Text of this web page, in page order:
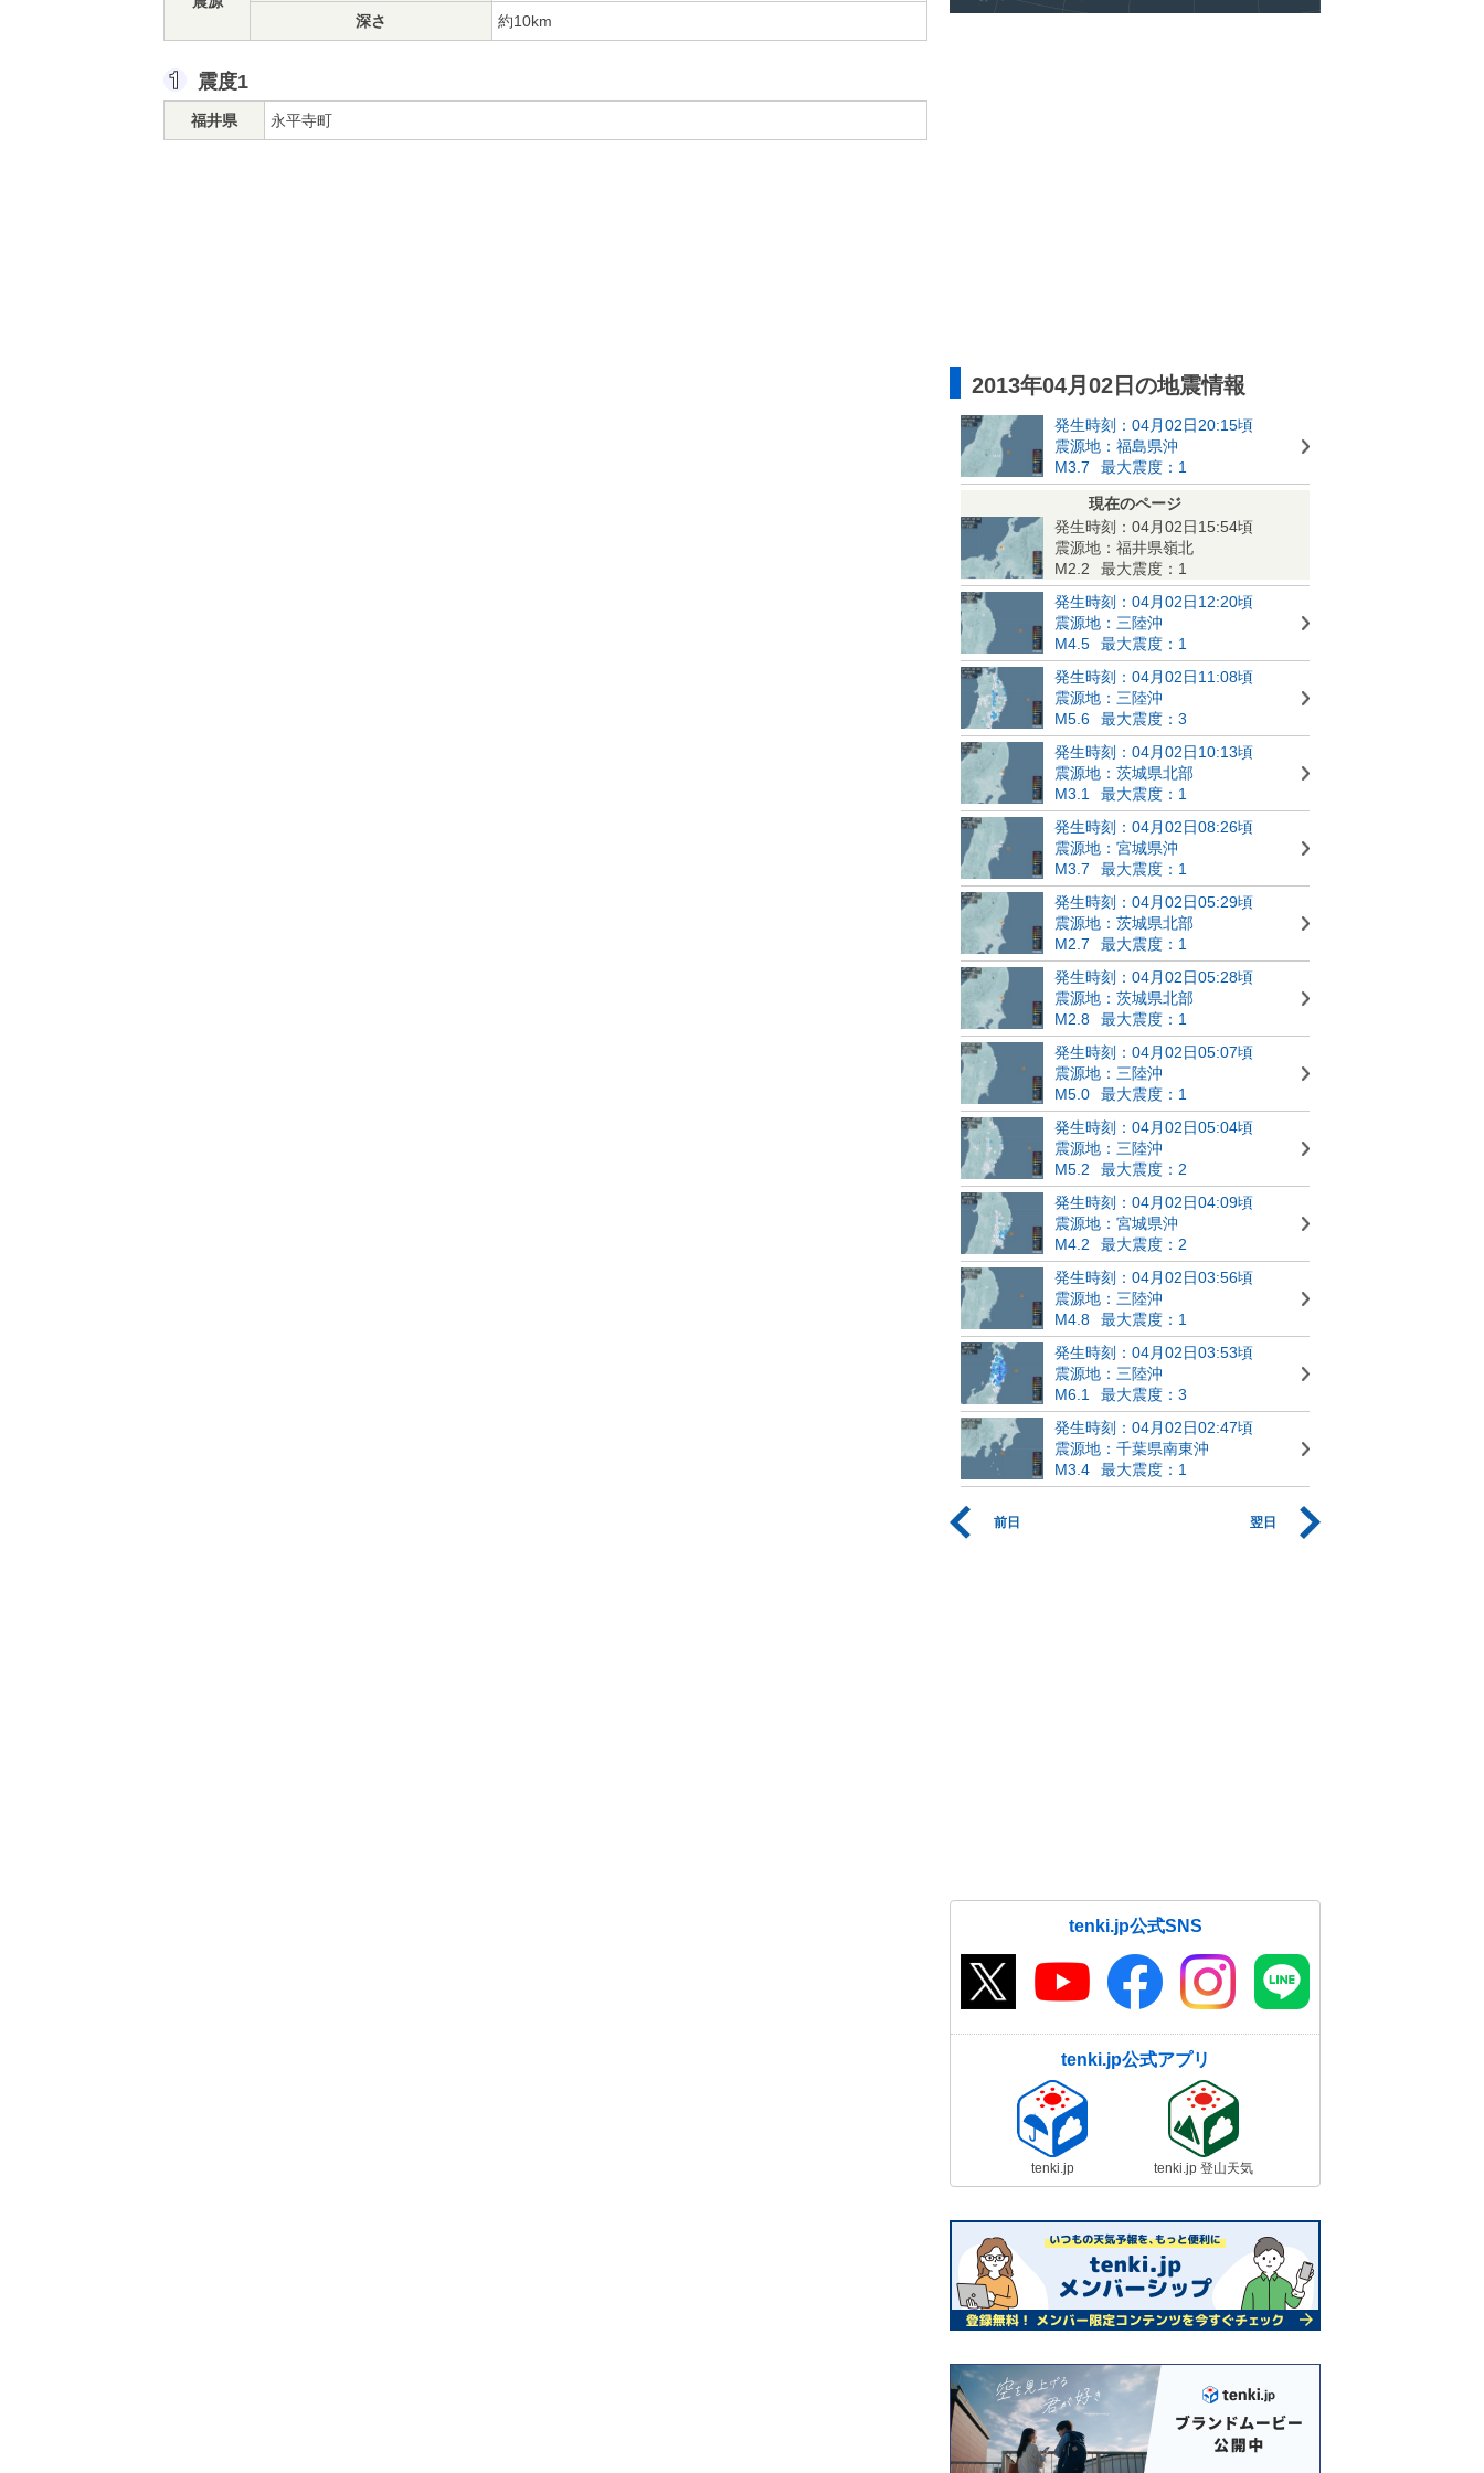
深さ
約10km
震度1
福井県 永平寺町
2013年04月02日の地震情報
発生時刻：04月02日20:15頃
震源地：福島県沖
M3.7
最大震度：1
現在のページ
発生時刻：04月02日15:54頃
震源地：福井県嶺北
M2.2
最大震度：1
発生時刻：04月02日12:20頃
震源地：三陸沖
M4.5
最大震度：1
発生時刻：04月02日11:08頃
震源地：三陸沖
M5.6
最大震度：3
発生時刻：04月02日10:13頃
震源地：茨城県北部
M3.1
最大震度：1
発生時刻：04月02日08:26頃
震源地：宮城県沖
M3.7
最大震度：1
発生時刻：04月02日05:29頃
震源地：茨城県北部
M2.7
最大震度：1
発生時刻：04月02日05:28頃
震源地：茨城県北部
M2.8
最大震度：1
発生時刻：04月02日05:07頃
震源地：三陸沖
M5.0
最大震度：1
発生時刻：04月02日05:04頃
震源地：三陸沖
M5.2
最大震度：2
発生時刻：04月02日04:09頃
震源地：宮城県沖
M4.2
最大震度：2
発生時刻：04月02日03:56頃
震源地：三陸沖
M4.8
最大震度：1
発生時刻：04月02日03:53頃
震源地：三陸沖
M6.1
最大震度：3
発生時刻：04月02日02:47頃
震源地：千葉県南東沖
M3.4
最大震度：1
前日 翌日
tenki.jp公式SNS
tenki.jp公式アプリ
tenki.jp tenki.jp 登山天気